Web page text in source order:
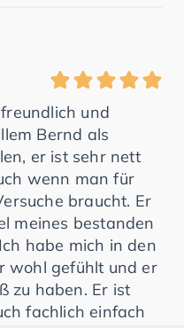
und
Bernd als
er ist sehr nett
wenn man für
braucht. Er
meines bestanden
habe mich in den
wohl gefühlt und er
zu haben. Er ist
fachlich einfach